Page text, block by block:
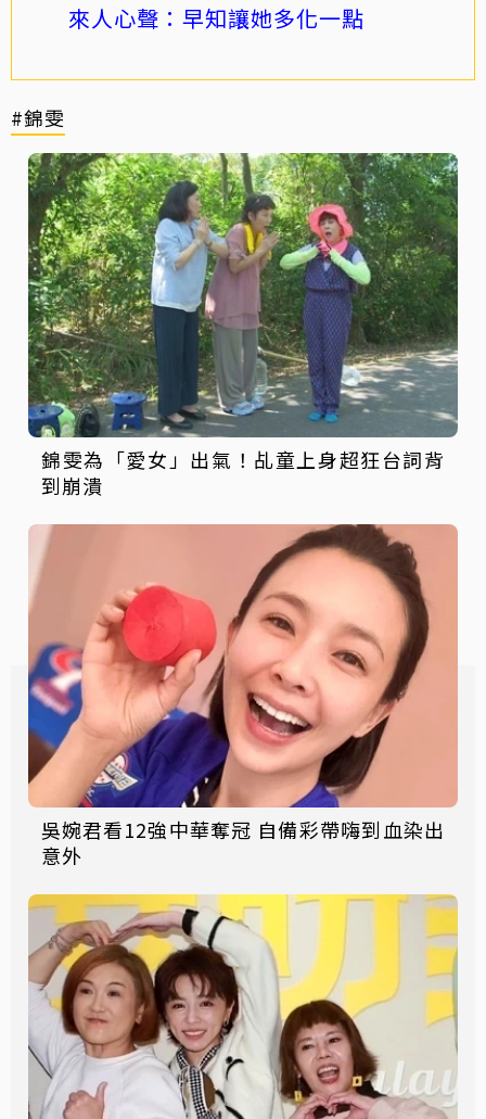
來人心聲：早知讓她多化一點
#錦雯
錦雯為「愛女」出氣！乩童上身超狂台詞背
到崩潰
吳婉君看12強中華奪冠 自備彩帶嗨到血染出
意外